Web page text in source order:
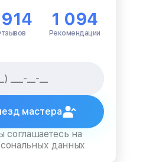
914 1 094
Рекомендации
мастера
соглашаетесь на
данных